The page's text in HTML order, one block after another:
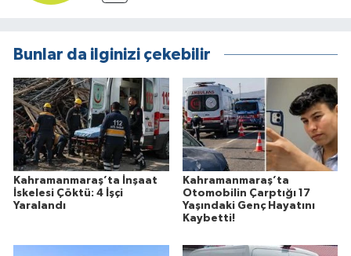
Bunlar da ilginizi çekebilir
Kahramanmaraş’ta İnşaat
İskelesi Çöktü: 4 İşçi
Yaralandı
Kahramanmaraş’ta
Otomobilin Çarptığı 17
Yaşındaki Genç Hayatını
Kaybetti!